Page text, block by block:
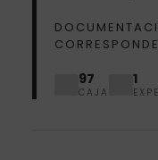
97
CAJA
1